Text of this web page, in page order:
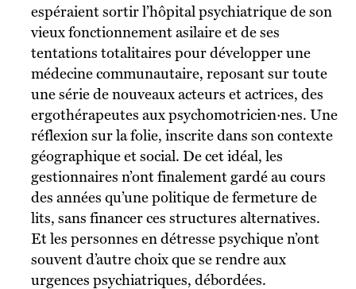
espéraient sortir l’hôpital psychiatrique de son
vieux fonctionnement asilaire et de ses
tentations totalitaires pour développer une
médecine communautaire, reposant sur toute
une série de nouveaux acteurs et actrices, des
ergothérapeutes aux psychomotricien·nes. Une
réflexion sur la folie, inscrite dans son contexte
géographique et social. De cet idéal, les
gestionnaires n’ont finalement gardé au cours
des années qu’une politique de fermeture de
lits, sans financer ces structures alternatives.
Et les personnes en détresse psychique n’ont
souvent d’autre choix que se rendre aux
urgences psychiatriques, débordées.